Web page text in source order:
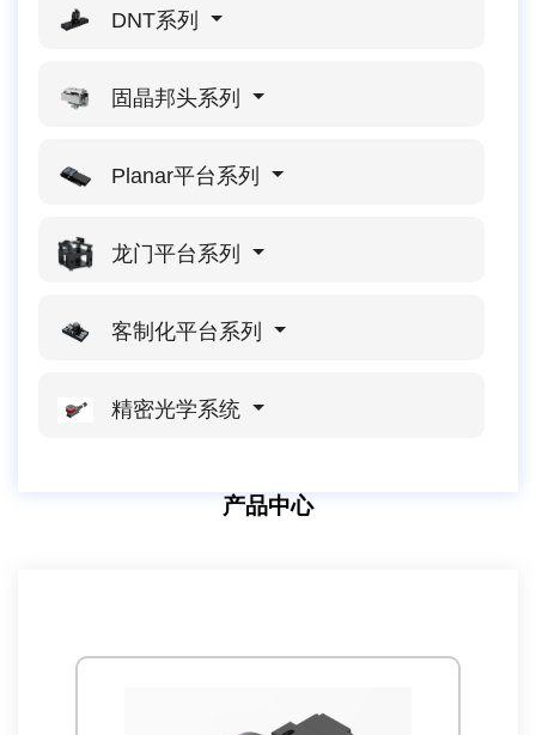
DNT系列
固晶邦头系列
Planar平台系列
龙门平台系列
客制化平台系列
精密光学系统
产品中心